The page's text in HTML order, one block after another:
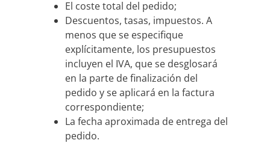
El coste total del pedido;
Descuentos, tasas, impuestos. A
menos que se especifique
explícitamente, los presupuestos
incluyen el IVA, que se desglosará
en la parte de finalización del
pedido y se aplicará en la factura
correspondiente;
La fecha aproximada de entrega del
pedido.